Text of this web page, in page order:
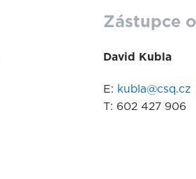
Zástupce
David Kubla
E: kubla@csq.cz
T: 602 427 906